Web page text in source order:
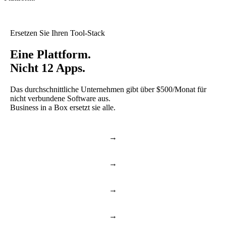
Ersetzen Sie Ihren Tool-Stack
Eine Plattform.
Nicht 12 Apps.
Das durchschnittliche Unternehmen gibt über $500/Monat für
nicht verbundene Software aus.
Business in a Box ersetzt sie alle.
→
→
→
→